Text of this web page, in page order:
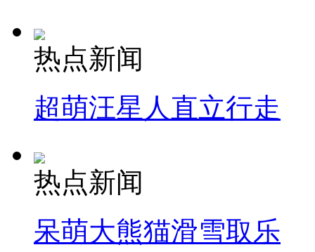
热点新闻
超萌汪星人直立行走
热点新闻
呆萌大熊猫滑雪取乐